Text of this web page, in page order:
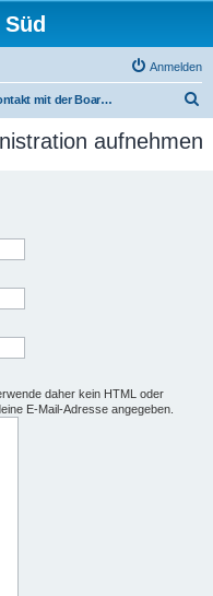
Anmelden
Kontakt mit der Board-Administration aufnehmen
c
aufnehmen
daher kein HTML oder
E-Mail-Adresse angegeben.